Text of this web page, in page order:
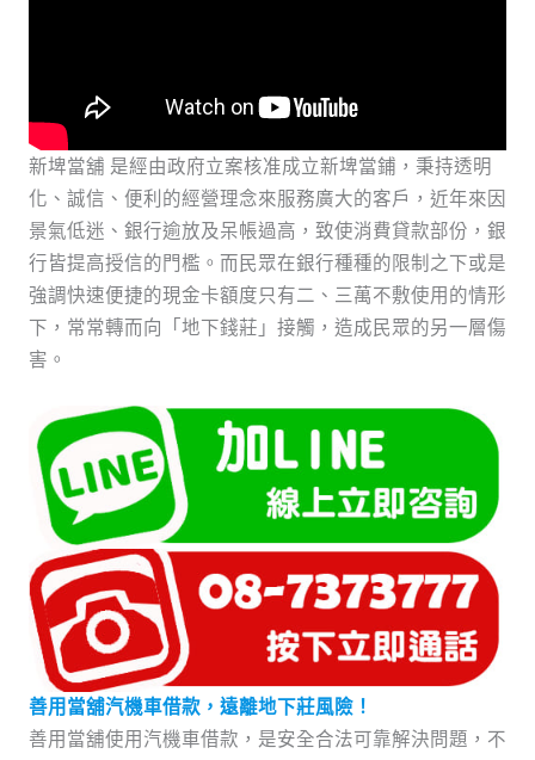
新埤當舖 是經由政府立案核准成立新埤當鋪，秉持透明
化、誠信、便利的經營理念來服務廣大的客戶，近年來因
景氣低迷、銀行逾放及呆帳過高，致使消費貸款部份，銀
行皆提高授信的門檻。而民眾在銀行種種的限制之下或是
強調快速便捷的現金卡額度只有二、三萬不敷使用的情形
下，常常轉而向「地下錢莊」接觸，造成民眾的另一層傷
害。
善用當舖汽機車借款，遠離地下莊風險！
善用當舖使用汽機車借款，是安全合法可靠解決問題，不